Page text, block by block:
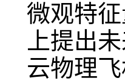
微观特
上提出
云物理